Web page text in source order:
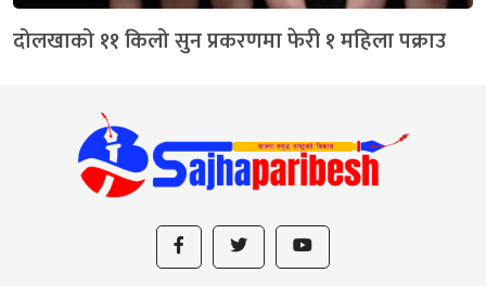
दोलखाको ११ किलो सुन प्रकरणमा फेरी १ महिला पक्राउ